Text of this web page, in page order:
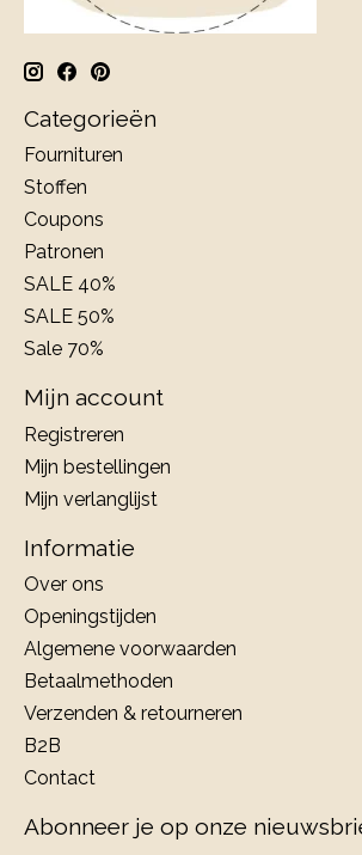
Categorieën
Fournituren
Stoffen
Coupons
Patronen
SALE 40%
SALE 50%
Sale 70%
Mijn account
Registreren
Mijn bestellingen
Mijn verlanglijst
Informatie
Over ons
Openingstijden
Algemene voorwaarden
Betaalmethoden
Verzenden & retourneren
B2B
Contact
Abonneer je op onze